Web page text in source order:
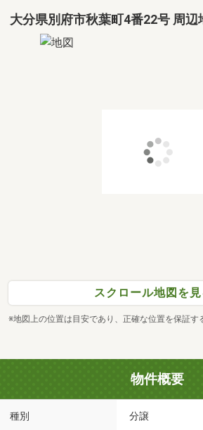
大分県別府市秋葉町4番22号 周辺
スクロール地図を見
※地図上の位置は目安であり、正確な位置を保証す
物件概要
種別 分譲